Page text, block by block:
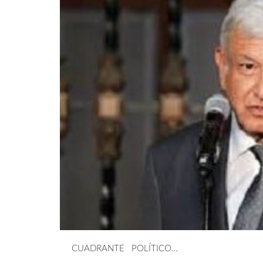
CUADRANTE POLÍTICO…